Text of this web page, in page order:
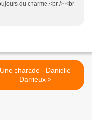
du charme.<br /> <br
Une charade - Danielle
Darrieux >